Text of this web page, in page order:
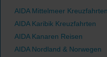
AIDA Mittelmeer Kreuzfahrten
AIDA Karibik Kreuzfahrten
AIDA Kanaren Reisen
AIDA Nordland & Norwegen